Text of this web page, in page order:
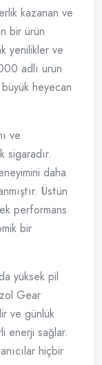
kazanan ve
bir ürün
yenilikler ve
adlı ürün
heyecan
ve
sigaradır.
daha
Üstün
performans
bir
yüksek pil
Gear
ve günlük
enerji sağlar.
hiçbir